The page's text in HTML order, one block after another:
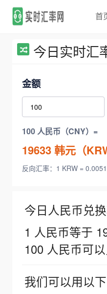
首
今日实时汇
金额
100 人民币（CNY）=
19633韩元（
反向汇率：1 KRW =
今日人民币兑
1 人民币等于
100 人民币可
我们可以用以